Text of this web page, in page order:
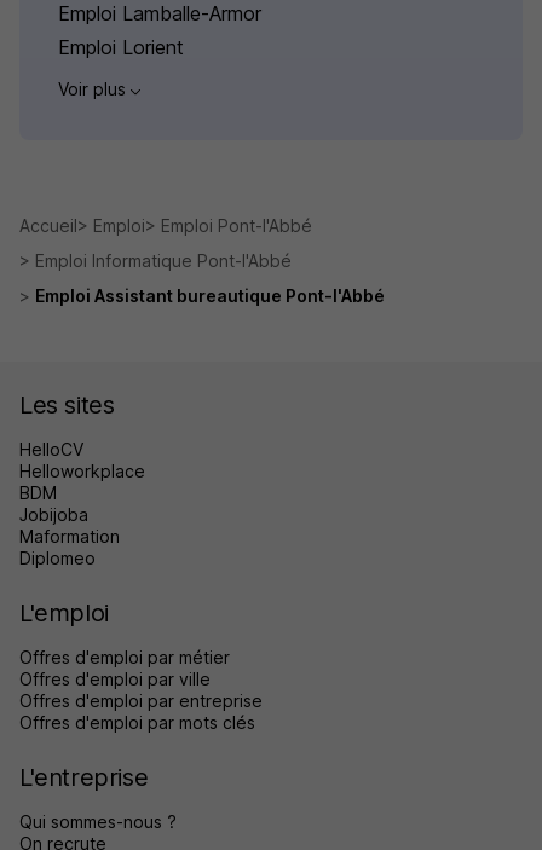
Emploi Lamballe-Armor
Emploi Lorient
Voir plus
Accueil Emploi
Emploi Pont-l'Abbé
Emploi Informatique Pont-l'Abbé
Emploi Assistant bureautique Pont-l'Abbé
Les sites
HelloCV
Helloworkplace
BDM
Jobijoba
Maformation
Diplomeo
L'emploi
Offres d'emploi par métier
Offres d'emploi par ville
Offres d'emploi par entreprise
Offres d'emploi par mots clés
L'entreprise
Qui sommes-nous ?
On recrute